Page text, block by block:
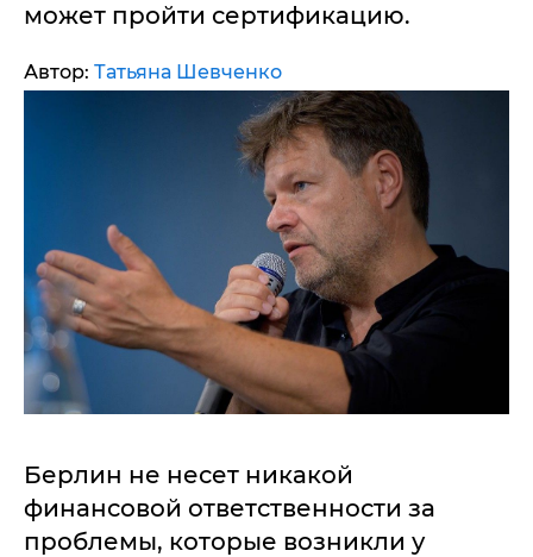
может пройти сертификацию.
Автор: Татьяна Шевченко
Берлин не несет никакой
финансовой ответственности за
проблемы, которые возникли у